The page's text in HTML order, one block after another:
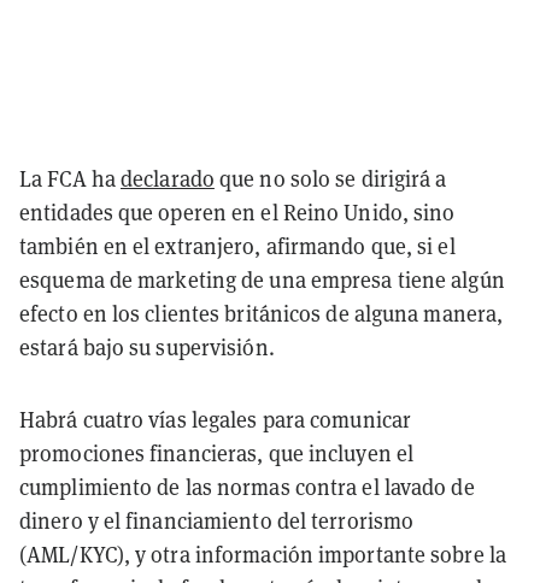
La FCA hadeclarado que no solo se dirigirá a
entidades que operen en el Reino Unido, sino
también en el extranjero, afirmando que, si el
esquema de marketing de una empresa tiene algún
efecto en los clientes británicos de alguna manera,
estará bajo su supervisión.
Habrá cuatro vías legales para comunicar
promociones financieras, que incluyen el
cumplimiento de las normas contra el lavado de
dinero y el financiamiento del terrorismo
(AML/KYC), y otra información importante sobre la